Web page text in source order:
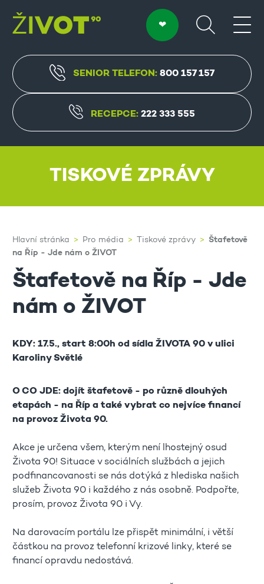
SENIOR TELEFON:800 157 157
RECEPCE:222 333 555
TISKOVÉ ZPRÁVY
Hlavní stránka Pro média Tiskové zprávy
Štafetově
na Říp - Jde nám o ŽIVOT
Štafetově na Říp - Jde
nám o ŽIVOT
KDY: 17.5., start 8:00h od sídla ŽIVOTA 90 v ulici
Karoliny Světlé
O CO JDE: dojít štafetově - po různě dlouhých
etapách - na Říp a také vybrat co nejvíce financí
na provoz Života 90.
Akce je určena všem, kterým není lhostejný osud
Života 90! Situace v sociálních službách a jejich
podfinancovanosti se nás dotýká z hlediska našich
služeb Života 90 i každého z nás osobně. Podpořte,
prosím, provoz Života 90 i Vy.
Na darovacím portálu lze přispět minimální, i větší
částkou na provoz telefonní krizové linky, které se
financí opravdu nedostává.